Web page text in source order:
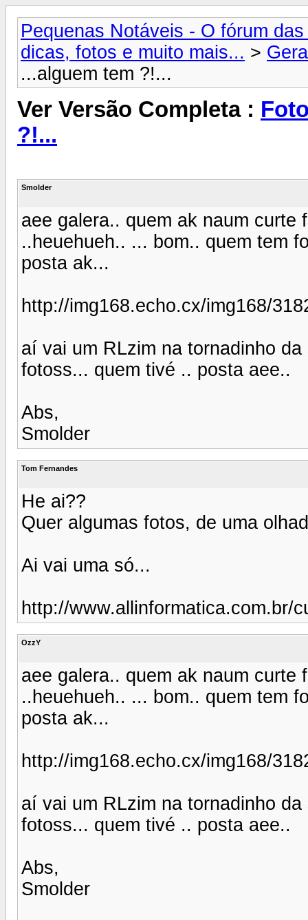
Pequenas Notáveis - O fórum
dicas, fotos e muito mais... >
...alguem tem ?!...
Ver Versão Completa :
?!...
Smolder
aee galera.. quem ak naum curte
..heuehueh.. ... bom.. quem tem
posta ak...
http://img168.echo.cx/img168/
aí vai um RLzim na tornadinho
fotoss... quem tivé .. posta aee..
Abs,
Smolder
Tom Fernandes
He ai??
Quer algumas fotos, de uma
Ai vai uma só...
http://www.allinformatica.com.br/
OzzY
aee galera.. quem ak naum curte
..heuehueh.. ... bom.. quem tem
posta ak...
http://img168.echo.cx/img168/
aí vai um RLzim na tornadinho
fotoss... quem tivé .. posta aee..
Abs,
Smolder